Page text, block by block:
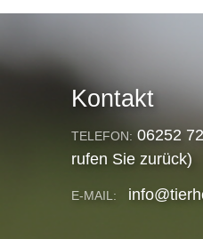
Kontakt
TELEFON: 06252
rufen Sie zurück)
E-MAIL: